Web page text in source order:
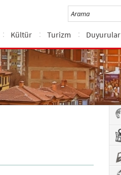
Kültür Turizm Duyurular